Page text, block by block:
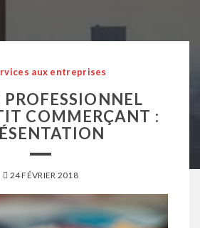
aux entreprises
COMMERÇANT :
24 FÉVRIER 2018